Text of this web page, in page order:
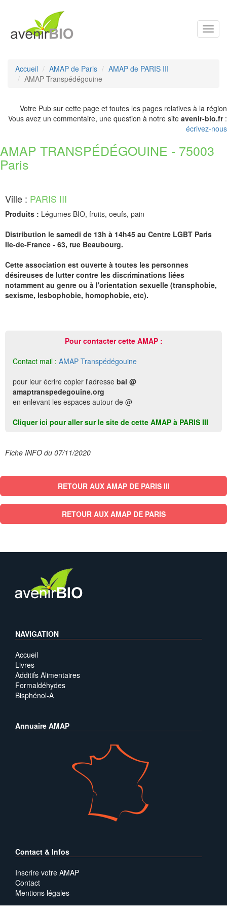
Accueil AMAP de Paris
AMAP de PARIS III
AMAP Transpédégouine
Votre Pub sur cette page et toutes les pages relatives à la région
Vous avez un commentaire, une question à notre site avenir-bio.fr:
écrivez-nous
AMAP TRANSPÉDÉGOUINE - 75003
Paris
Ville : PARIS III
Produits : Légumes BIO, fruits, oeufs, pain
Distribution le samedi de 13h à 14h45 au Centre LGBT Paris
Ile-de-France - 63, rue Beaubourg.
Cette association est ouverte à toutes les personnes
désireuses de lutter contre les discriminations liées
notamment au genre ou à l'orientation sexuelle (transphobie,
sexisme, lesbophobie, homophobie, etc).
Pour contacter cette AMAP :
Contact mail : AMAP Transpédégouine
pour leur écrire copier l'adresse bal @
amaptranspedegouine.org
en enlevant les espaces autour de @
Cliquer ici pour aller sur le site de cette AMAP à PARIS III
Fiche INFO du 07/11/2020
RETOUR AUX AMAP DE PARIS III
RETOUR AUX AMAP DE PARIS
NAVIGATION
Accueil
Livres
Additifs Alimentaires
Formaldéhydes
Bisphénol-A
Annuaire AMAP
Contact & Infos
Inscrire votre AMAP
Contact
Mentions légales